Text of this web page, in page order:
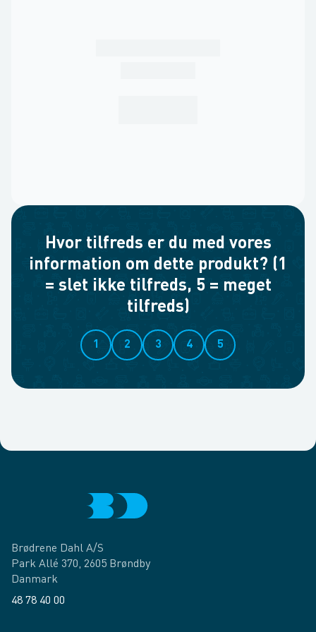
Hvor tilfreds er du med vores
information om dette produkt? (1
= slet ikke tilfreds, 5 = meget
tilfreds)
1 2 3 4 5
Brødrene Dahl A/S
Park Allé 370, 2605 Brøndby
Danmark
48 78 40 00